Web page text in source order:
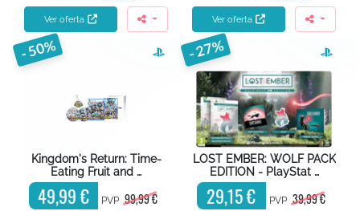
Ver oferta Ver oferta
- 50%
Kingdom's Return: Time-
Eating Fruit and …
49,99 € PVP 99,99 €
- 27%
LOST EMBER: WOLF PACK
EDITION - PlayStat …
29,15 € PVP 39,99 €